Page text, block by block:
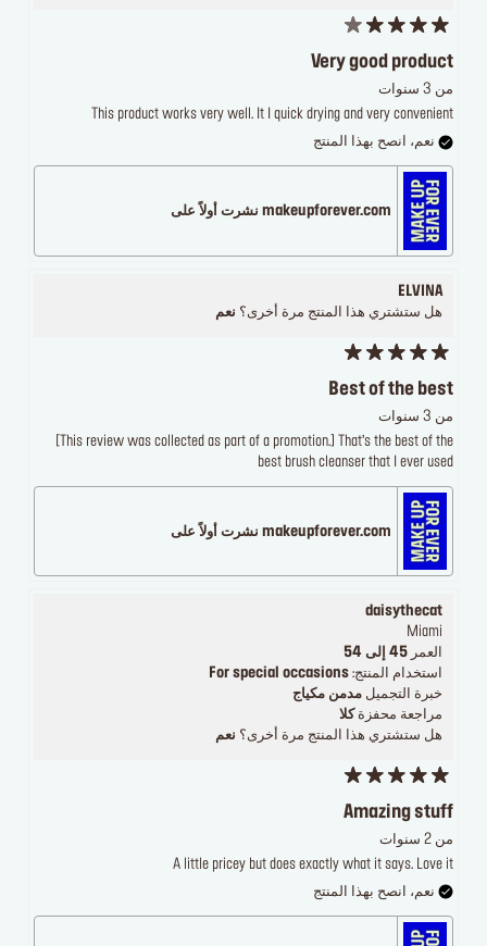
Very good product
من 3 سنوات
This product works very well. It I quick drying and very convenient
نعم، انصح بهذا المنتج
makeupforever.com نشرت أولاً على
⠀ELVINA
هل ستشتري هذا المنتج مرة أخرى؟ نعم
Best of the best
من 3 سنوات
[This review was collected as part of a promotion.] That’s the best of the
best brush cleanser that I ever used
makeupforever.com نشرت أولاً على
daisythecat
Miami
العمر 45 إلى 54
استخدام المنتج: For special occasions
خبرة التجميل مدمن مكياج
مراجعة محفزة كلا
هل ستشتري هذا المنتج مرة أخرى؟ نعم
Amazing stuff
من 2 سنوات
A little pricey but does exactly what it says. Love it
نعم، انصح بهذا المنتج